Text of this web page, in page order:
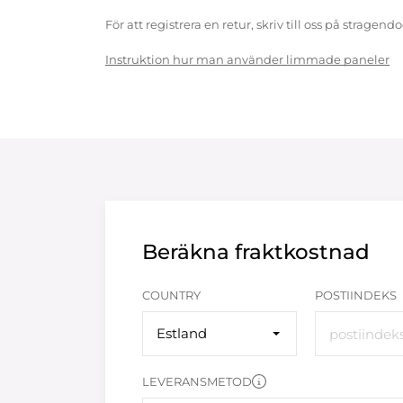
För att registrera en retur, skriv till oss på
Instruktion hur man använder limmade paneler
Beräkna fraktkostnad
COUNTRY
Estland
POSTIINDEKS
LEVERANSMETOD